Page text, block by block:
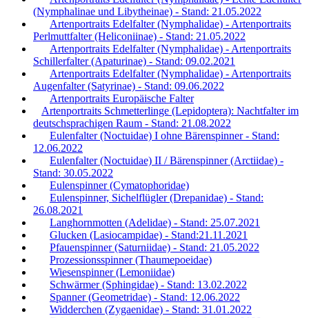
(Nymphalinae und Libytheinae) - Stand: 21.05.2022
Artenportraits Edelfalter (Nymphalidae) - Artenportraits
Perlmuttfalter (Heliconiinae) - Stand: 21.05.2022
Artenportraits Edelfalter (Nymphalidae) - Artenportraits
Schillerfalter (Apaturinae) - Stand: 09.02.2021
Artenportraits Edelfalter (Nymphalidae) - Artenportraits
Augenfalter (Satyrinae) - Stand: 09.06.2022
Artenportraits Europäische Falter
Artenportraits Schmetterlinge (Lepidoptera): Nachtfalter im
deutschsprachigen Raum - Stand: 21.08.2022
Eulenfalter (Noctuidae) I ohne Bärenspinner - Stand:
12.06.2022
Eulenfalter (Noctuidae) II / Bärenspinner (Arctiidae) -
Stand: 30.05.2022
Eulenspinner (Cymatophoridae)
Eulenspinner, Sichelflügler (Drepanidae) - Stand:
26.08.2021
Langhornmotten (Adelidae) - Stand: 25.07.2021
Glucken (Lasiocampidae) - Stand:21.11.2021
Pfauenspinner (Saturniidae) - Stand: 21.05.2022
Prozessionsspinner (Thaumepoeidae)
Wiesenspinner (Lemoniidae)
Schwärmer (Sphingidae) - Stand: 13.02.2022
Spanner (Geometridae) - Stand: 12.06.2022
Widderchen (Zygaenidae) - Stand: 31.01.2022